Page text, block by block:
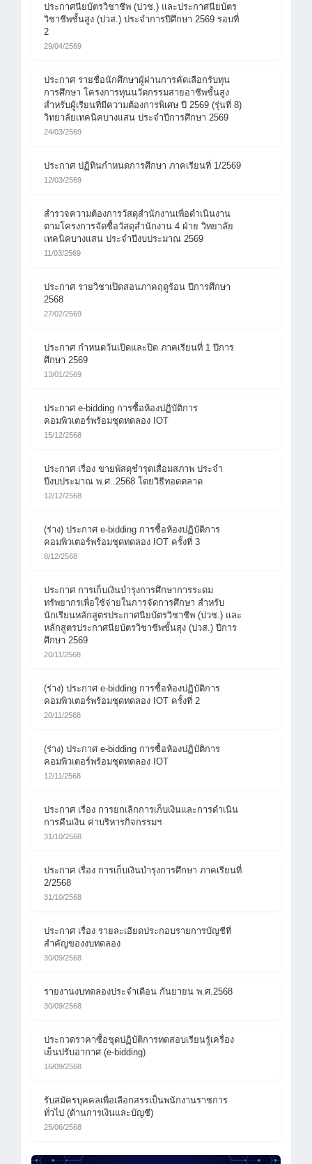
ประกาศนียบัตรวิชาชีพ (ปวช.) และประกาศนียบัตร
วิชาชีพชั้นสูง (ปวส.) ประจำการปีศึกษา 2569 รอบที่
2
29/04/2569
ประกาศ รายชื่อนักศึกษาผู้ผ่านการคัดเลือกรับทุน
การศึกษา โครงการทุนนวัตกรรมสายอาชีพชั้นสูง
สำหรับผู้เรียนที่มีความต้องการพิเศษ ปี 2569 (รุ่นที่ 8)
วิทยาลัยเทคนิคบางแสน ประจำปีการศึกษา 2569
24/03/2569
ประกาศ ปฏิทินกำหนดการศึกษา ภาคเรียนที่ 1/2569
12/03/2569
สำรวจความต้องการวัสดุสำนักงานเพื่อดำเนินงาน
ตามโครงการจัดซื้อวัสดุสำนักงาน 4 ฝ่าย วิทยาลัย
เทคนิคบางแสน ประจำปีงบประมาณ 2569
11/03/2569
ประกาศ รายวิชาเปิดสอนภาคฤดูร้อน ปีการศึกษา
2568
27/02/2569
ประกาศ กำหนดวันเปิดและปิด ภาคเรียนที่ 1 ปีการ
ศึกษา 2569
13/01/2569
ประกาศ e-bidding การซื้อห้องปฏิบัติการ
คอมพิวเตอร์พร้อมชุดทดลอง IOT
15/12/2568
ประกาศ เรื่อง ขายพัสดุชำรุดเสื่อมสภาพ ประจำ
ปีงบประมาณ พ.ศ..2568 โดยวิธีทอดตลาด
12/12/2568
(ร่าง) ประกาศ e-bidding การซื้อห้องปฏิบัติการ
คอมพิวเตอร์พร้อมชุดทดลอง IOT ครั้งที่ 3
8/12/2568
ประกาศ การเก็บเงินบำรุงการศึกษาการระดม
ทรัพยากรเพื่อใช้จ่ายในการจัดการศึกษา สำหรับ
นักเรียนหลักสูตรประกาศนียบัตรวิชาชีพ (ปวช.) และ
หลักสูตรประกาศนียบัตรวิชาชีพชั้นสุง (ปวส.) ปีการ
ศึกษา 2569
20/11/2568
(ร่าง) ประกาศ e-bidding การซื้อห้องปฏิบัติการ
คอมพิวเตอร์พร้อมชุดทดลอง IOT ครั้งที่ 2
20/11/2568
(ร่าง) ประกาศ e-bidding การซื้อห้องปฏิบัติการ
คอมพิวเตอร์พร้อมชุดทดลอง IOT
12/11/2568
ประกาศ เรื่อง การยกเลิกการเก็บเงินและการดำเนิน
การคืนเงิน ค่าบริหารกิจกรรมฯ
31/10/2568
ประกาศ เรื่อง การเก็บเงินบำรุงการศึกษา ภาคเรียนที่
2/2568
31/10/2568
ประกาศ เรื่อง รายละเอียดประกอบรายการบัญชีที่
สำคัญของงบทดลอง
30/09/2568
รายงานงบทดลองประจำเดือน กันยายน พ.ศ.2568
30/09/2568
ประกวดราคาซื้อชุดปฏิบัติการทดสอบเรียนรู้เครื่อง
เย็นปรับอากาศ (e-bidding)
16/09/2568
รับสมัครบุคคลเพื่อเลือกสรรเป็นพนักงานราชการ
ทั่วไป (ด้านการเงินและบัญชี)
25/06/2568